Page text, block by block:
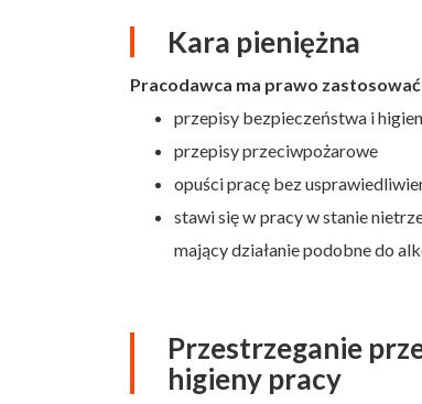
Kara pieniężna
Pracodawca ma prawo
przepisy bezpieczeństwa i
przepisy przeciwpożarowe
opuści pracę bez
stawi się w pracy w stanie
mający działanie podobne do
Przestrzeganie
higieny pracy